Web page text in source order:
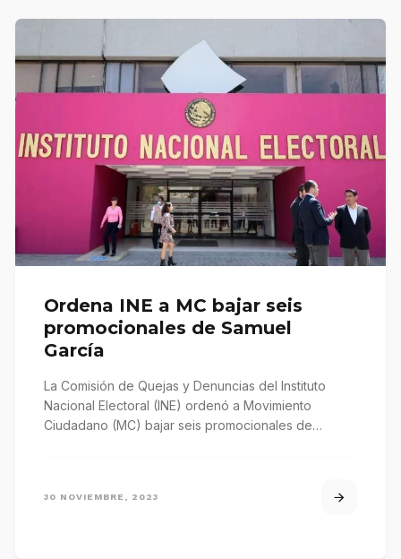
Ordena INE a MC bajar seis
promocionales de Samuel
García
La Comisión de Quejas y Denuncias del Instituto
Nacional Electoral (INE) ordenó a Movimiento
Ciudadano (MC) bajar seis promocionales de…
30 NOVIEMBRE, 2023